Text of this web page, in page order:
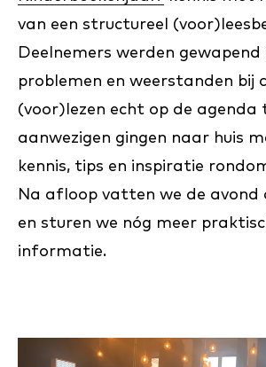
van een structureel
Deelnemers werden gewapend
problemen en weerstanden bij
(voor)lezen echt op de agenda
aanwezigen gingen naar huis
kennis, tips en inspiratie
Na afloop vatten we de avond
en sturen we nóg meer
informatie.